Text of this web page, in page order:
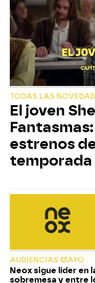
TODAS LAS
El joven
estrenos
temporada
AUDIENCIAS MAYO
Neox sigue líder en
sobremesa y entre